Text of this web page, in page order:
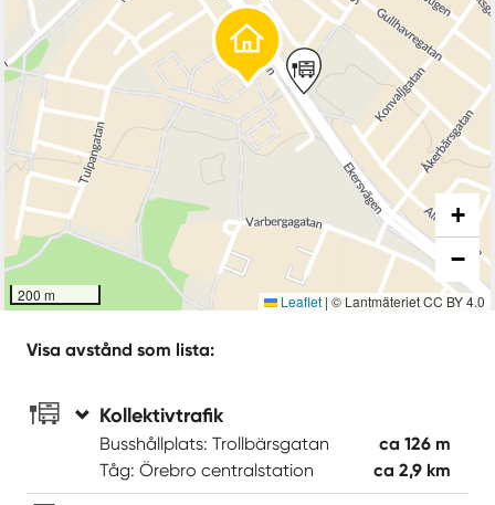
200 m
+
−
Leaflet | © Lantmäteriet CC BY 4.0
Visa avstånd som lista:
Kollektivtrafik
Busshållplats: Trollbärsgatan
ca 126 m
Tåg: Örebro centralstation
ca 2,9 km